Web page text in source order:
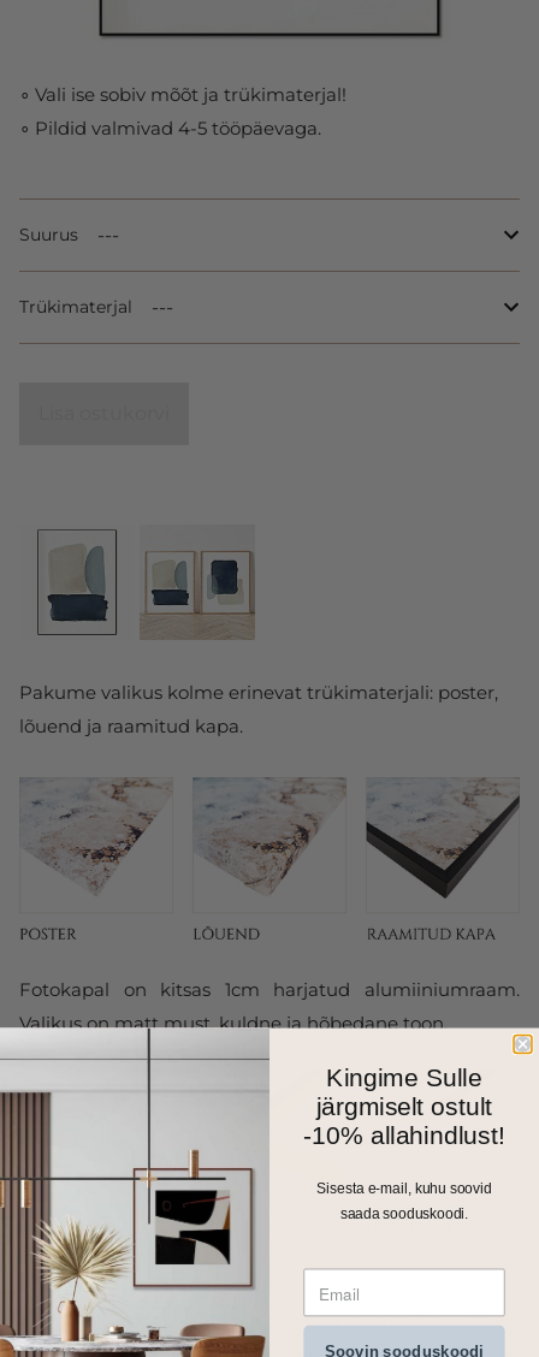
Pakume valikus kolme erinevat trükimaterjali: poster,
lõuend ja raamitud kapa.
Fotokapal on kitsas 1cm harjatud alumiiniumraam.
Valikus on matt must, kuldne ja hõbedane toon.
∘ Vali ise sobiv mõõt ja trükimaterjal!
∘ Pildid valmivad 4-5 tööpäevaga.
Suurus
Trükimaterjal
Kõik meie seinapildid, fotolõuendid ja kapad trükitakse
Kingime Sulle
järgmiselt ostult
-10% allahindlust!
Sisesta e-mail, kuhu soovid
saada sooduskoodi.
Soovin sooduskoodi